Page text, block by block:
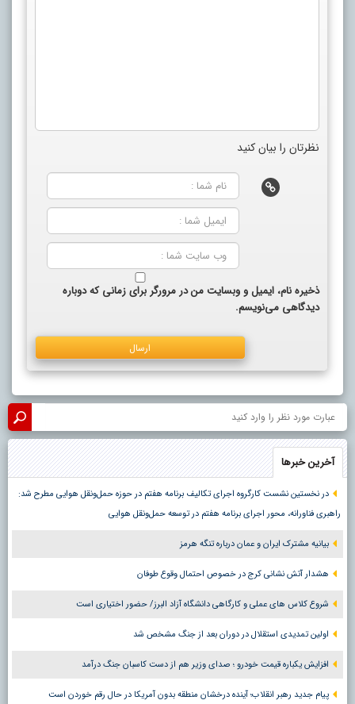
نظرتان را بیان کنید
ذخیره نام، ایمیل و وبسایت من در مرورگر برای زمانی که دوباره
دیدگاهی می‌نویسم.
آخرین خبرها
در نخستین نشست کارگروه اجرای تکالیف برنامه هفتم در حوزه حمل‌ونقل هوایی مطرح شد:
راهبری فناورانه، محور اجرای برنامه هفتم در توسعه حمل‌ونقل هوایی
بیانیه مشترک ایران و عمان درباره تنگه هرمز
هشدار آتش نشانی کرج در خصوص احتمال وقوع طوفان
شروع کلاس های عملی و کارگاهی دانشگاه آزاد البرز/ حضور اختیاری است
اولین تمدیدی استقلال در دوران بعد از جنگ مشخص شد
افزایش یکباره قیمت خودرو ؛ صدای وزیر هم از دست کاسبان جنگ درآمد
پیام جدید رهبر انقلاب؛ آینده درخشان منطقه بدون آمریکا در حال رقم خوردن است